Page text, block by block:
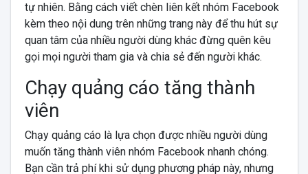
tự nhiên. Bằng cách viết chèn liên kết nhóm Facebook
kèm theo nội dung trên những trang này để thu hút sự
quan tâm của nhiều người dùng khác đừng quên kêu
gọi mọi người tham gia và chia sẻ đến người khác.
Chạy quảng cáo tăng thành
viên
Chạy quảng cáo là lựa chọn được nhiều người dùng
muốn tăng thành viên nhóm Facebook nhanh chóng.
Bạn cần trả phí khi sử dụng phương pháp này, nhưng